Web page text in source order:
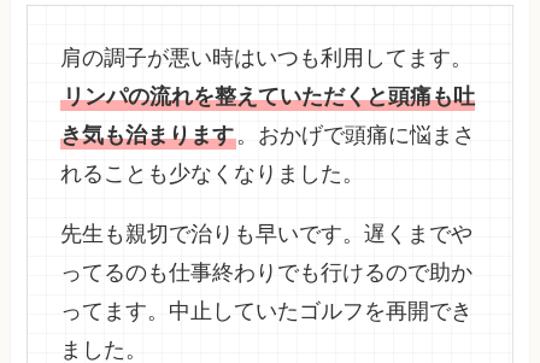
肩の調子が悪い時はいつも利用してます。
リンパの流れを整えていただくと頭痛も吐
き気も治まります。おかげで頭痛に悩まさ
れることも少なくなりました。
先生も親切で治りも早いです。遅くまでや
ってるのも仕事終わりでも行けるので助か
ってます。中止していたゴルフを再開でき
ました。